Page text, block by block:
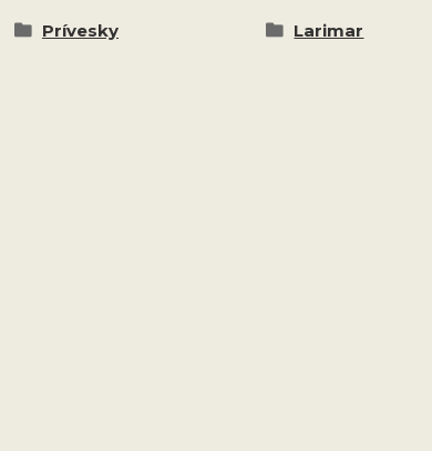
Prívesky Larimar